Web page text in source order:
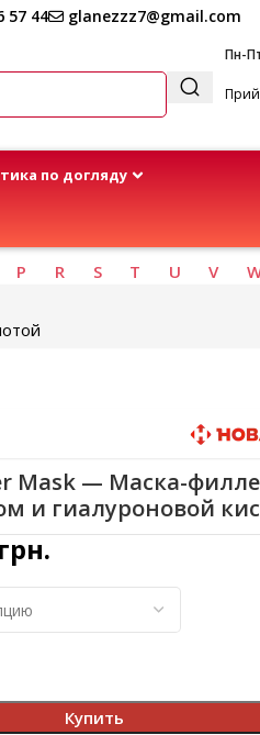
57 44 glanezzz7@gmail.com
Пн-
по догляду
P R S T U V
Mask — Маска-
и гиалуроновой
грн.
Купить